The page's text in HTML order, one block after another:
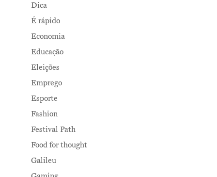
Dica
É rápido
Economia
Educação
Eleições
Emprego
Esporte
Fashion
Festival Path
Food for thought
Galileu